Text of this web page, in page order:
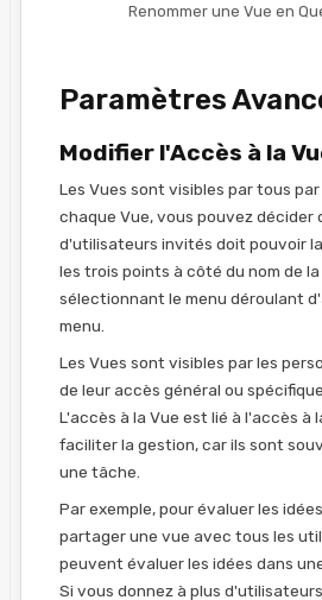
Renommer une Vue en
Paramètres
Modifier l'Accès à la
Les Vues sont visibles par tous
chaque Vue, vous pouvez décider
d'utilisateurs invités doit pouvoir
les trois points à côté du nom de
sélectionnant le menu déroulant
menu.
Les Vues sont visibles par les
de leur accès général ou
L'accès à la Vue est lié à l'accès à
faciliter la gestion, car ils sont
une tâche.
Par exemple, pour évaluer les
partager une vue avec tous les
peuvent évaluer les idées dans
Si vous donnez à plus